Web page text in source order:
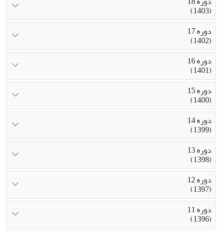
(1403)
دوره 17
(1402)
دوره 16
(1401)
دوره 15
(1400)
دوره 14
(1399)
دوره 13
(1398)
دوره 12
(1397)
دوره 11
(1396)